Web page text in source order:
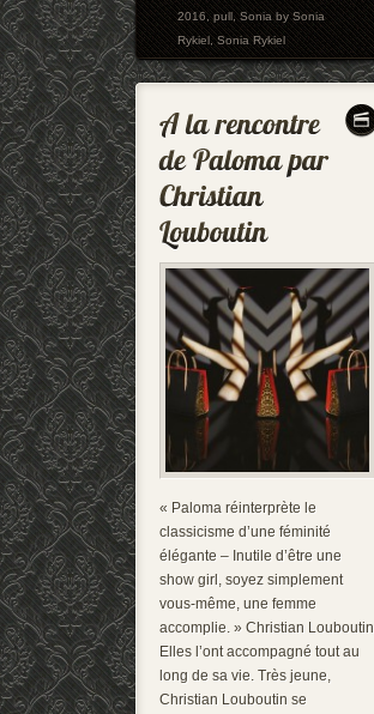
2016,pull,Sonia by Sonia
Rykiel,Sonia Rykiel
« Paloma réinterprète le
classicisme d’une féminité
élégante – Inutile d’être une
show girl, soyez simplement
vous-même, une femme
accomplie. » Christian Louboutin
Elles l’ont accompagné tout au
long de sa vie. Très jeune,
Christian Louboutin se